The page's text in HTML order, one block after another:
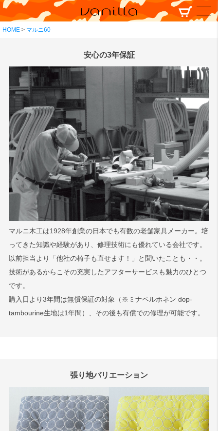
HOME マルニ60
検索
安心の3年保証
マルニ木工は1928年創業の日本でも有数の老舗家具メーカー。培
ってきた知識や経験があり、修理技術にも優れている会社です。
以前担当より「他社の椅子も直せます！」と聞いたことも・・。
技術があるからこその充実したアフターサービスも魅力のひとつ
です。
購入日より3年間は無償保証の対象（※ミナペルホネン dop-
tambourine生地は1年間）、その後も有償での修理が可能です。
張り地バリエーション